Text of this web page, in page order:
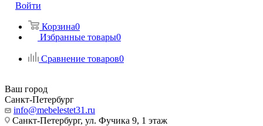
Войти
Корзина0
Избранные товары0
Сравнение товаров0
Ваш город
Санкт-Петербург
info@mebelestet31.ru
Санкт-Петербург, ул. Фучика 9, 1 этаж